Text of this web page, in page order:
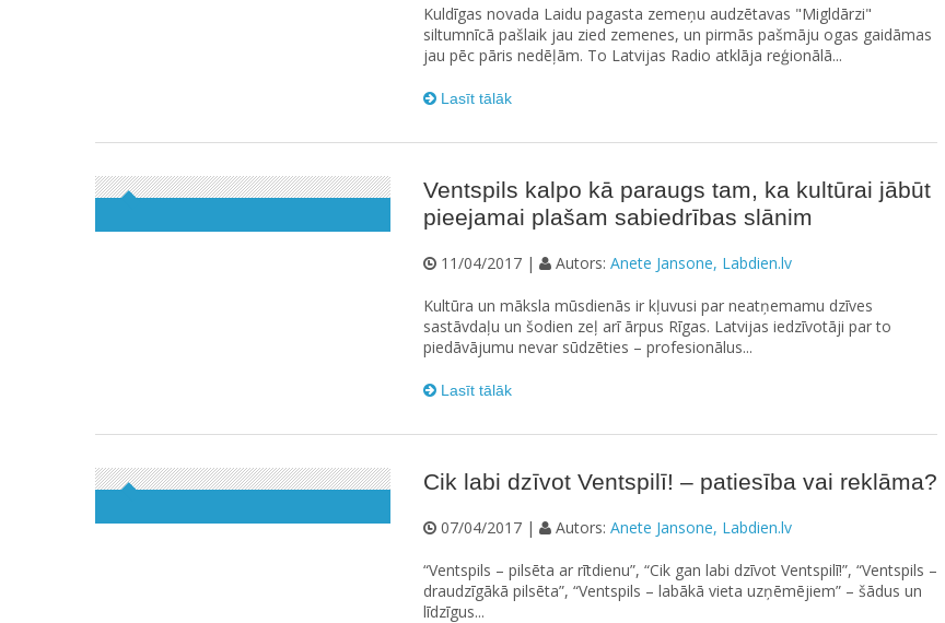
Kuldīgas novada Laidu pagasta zemeņu audzētavas "Migldārzi"
siltumnīcā pašlaik jau zied zemenes, un pirmās pašmāju ogas gaidāmas
jau pēc pāris nedēļām. To Latvijas Radio atklāja reģionālā...
Lasīt tālāk
Ventspils kalpo kā paraugs tam, ka kultūrai jābūt
pieejamai plašam sabiedrības slānim
11/04/2017 | Autors: Anete Jansone, Labdien.lv
Kultūra un māksla mūsdienās ir kļuvusi par neatņemamu dzīves
sastāvdaļu un šodien zeļ arī ārpus Rīgas. Latvijas iedzīvotāji par to
piedāvājumu nevar sūdzēties – profesionālus...
Lasīt tālāk
Cik labi dzīvot Ventspilī! – patiesība vai reklāma?
07/04/2017 | Autors: Anete Jansone, Labdien.lv
“Ventspils – pilsēta ar rītdienu”, “Cik gan labi dzīvot Ventspilī!”, “Ventspils –
draudzīgākā pilsēta”, “Ventspils – labākā vieta uzņēmējiem” – šādus un
līdzīgus...